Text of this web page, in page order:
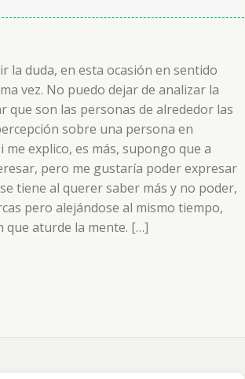
la duda, en esta ocasión en sentido
vez. No puedo dejar de analizar la
que son las personas de alrededor las
sobre una persona en
me explico, es más, supongo que a
pero me gustaría poder expresar
tiene al querer saber más y no poder,
pero alejándose al mismo tiempo,
que aturde la mente. […]